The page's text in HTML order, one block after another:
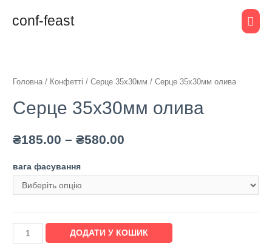
conf-feast
Головна / Конфетті /Серце 35х30мм / Серце 35х30мм олива
Серце 35х30мм олива
₴185.00 –₴580.00
вага фасування
ДОДАТИ У КОШИК